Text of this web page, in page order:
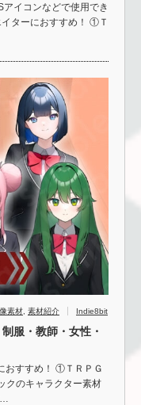
アイコンなどで使用でき
ターにおすすめ！ ①Ｔ
素材 素材紹介 Indie8bit
服・教師・女性・
おすすめ！ ①ＴＲＰＧ
クのキャラクター素材
…